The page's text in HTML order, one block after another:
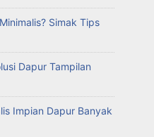
Simak Tips
Dapur Tampilan
Impian Dapur Banyak